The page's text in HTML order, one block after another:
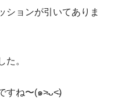
ションが引いてありま
た。
すね〜(๑˃̵ᴗ˂̵)